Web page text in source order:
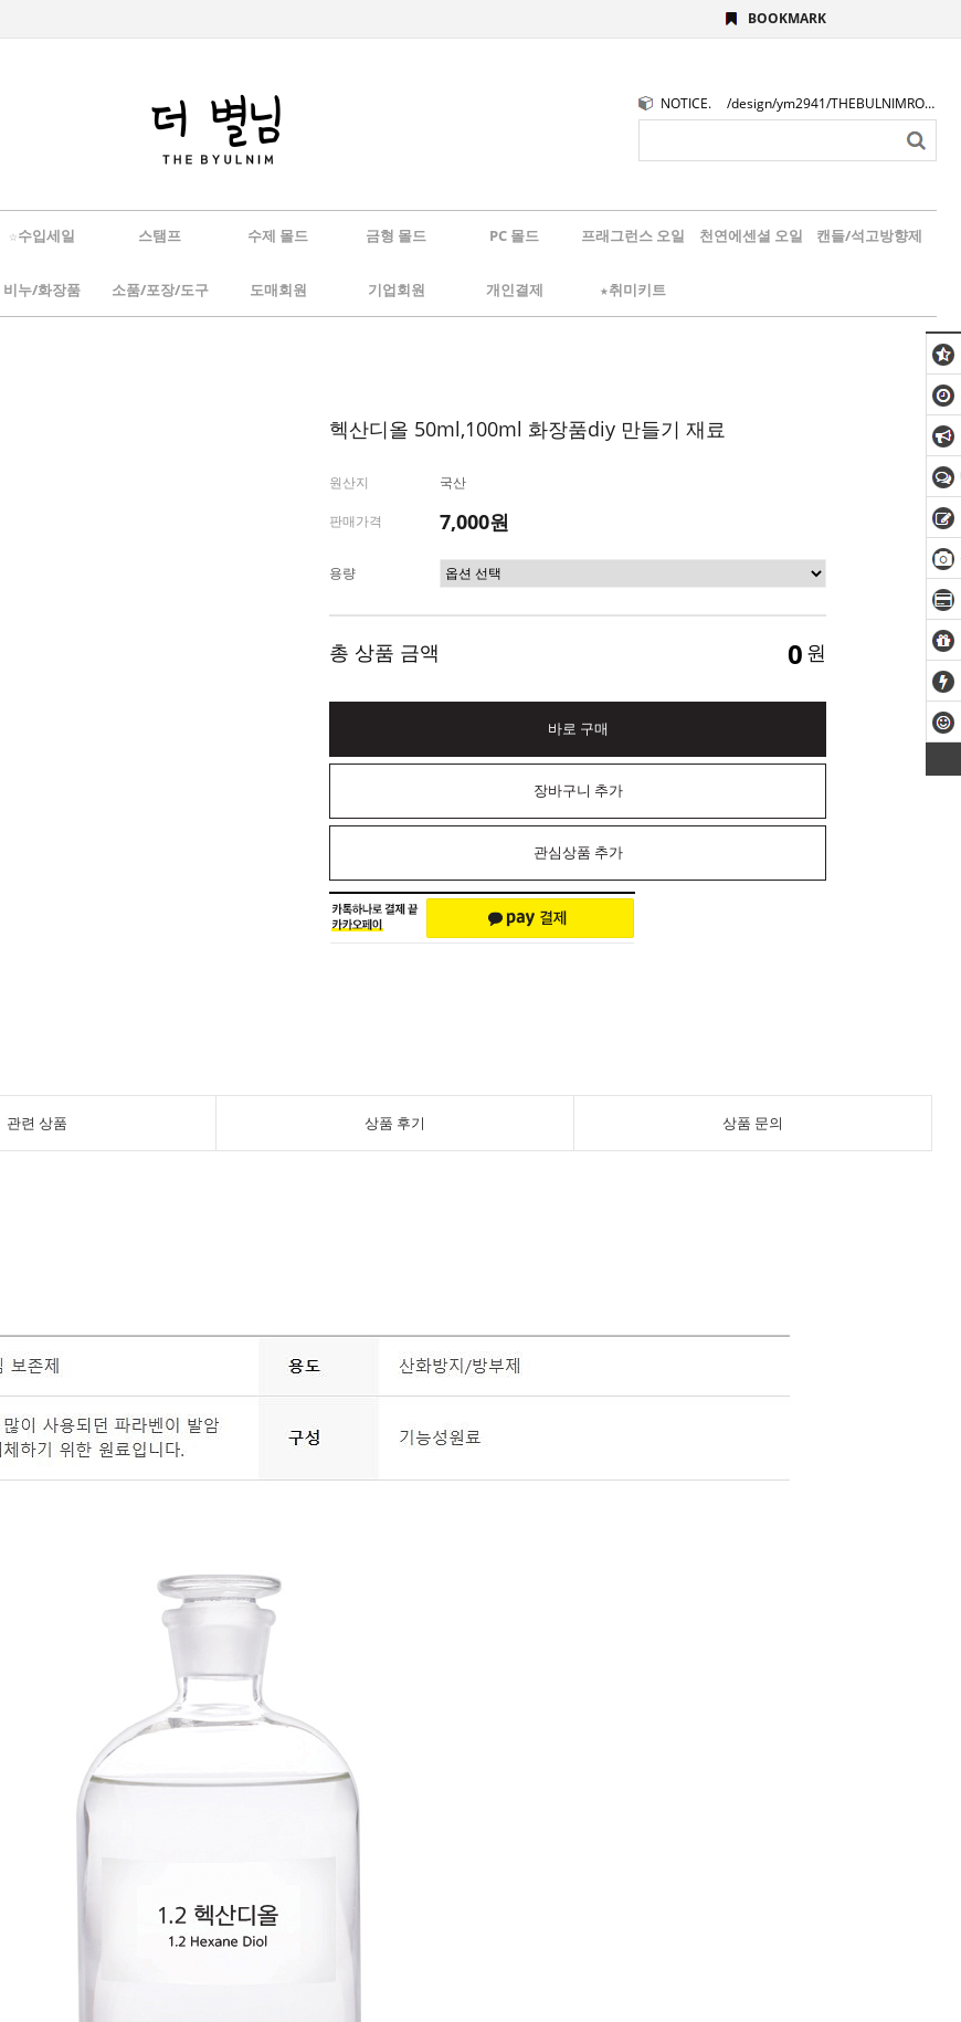
BOOKMARK
NOTICE. /design/ym2941/THEBULNIMROGO.png
☆수입세일 스탬프 수제 몰드 금형 몰드 PC 몰드 프래그런스 오일 천연에센셜 오일 캔들/석고방향제
비누/화장품 소품/포장/도구 도매회원 기업회원 개인결제 ★취미키트
헥산디올 50ml,100ml 화장품diy 만들기 재료
원산지 국산
판매가격 7,000원
용량
총 상품 금액 0 원
바로 구매
장바구니 추가
관심상품 추가
관련 상품 상품 후기 상품 문의